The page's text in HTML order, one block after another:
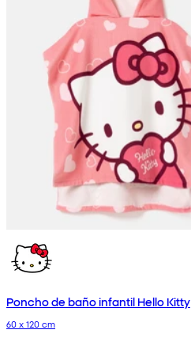
Poncho de baño infantil Hello Kitty
60 x 120 cm